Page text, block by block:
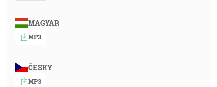
MAGYAR
MP3
ČESKY
MP3